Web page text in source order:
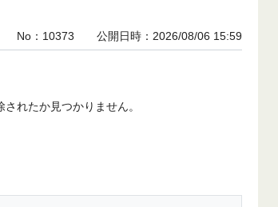
No 10373 公開日時 2026/08/06 15:59
れたか見つかりません。